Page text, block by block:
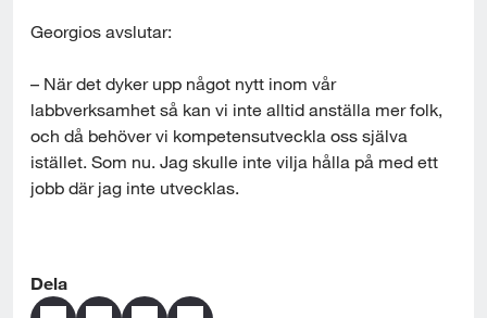
Georgios avslutar:
– När det dyker upp något nytt inom vår
labbverksamhet så kan vi inte alltid anställa mer folk,
och då behöver vi kompetensutveckla oss själva
istället. Som nu. Jag skulle inte vilja hålla på med ett
jobb där jag inte utvecklas.
Dela